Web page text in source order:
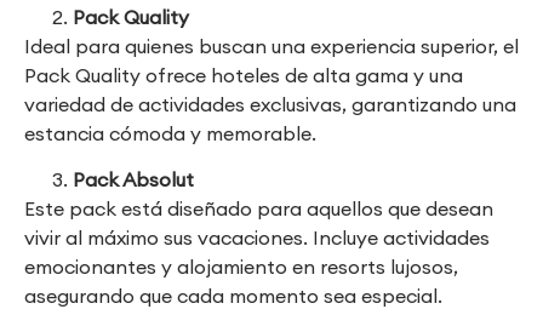
Pack Quality
Ideal para quienes buscan una experiencia superior, el
Pack Quality ofrece hoteles de alta gama y una
variedad de actividades exclusivas, garantizando una
estancia cómoda y memorable.
Pack Absolut
Este pack está diseñado para aquellos que desean
vivir al máximo sus vacaciones. Incluye actividades
emocionantes y alojamiento en resorts lujosos,
asegurando que cada momento sea especial.